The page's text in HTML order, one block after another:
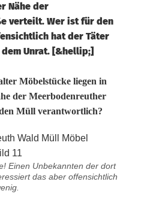
Nähe der
verteilt. Wer ist für den
hat der Täter
Unrat. [&hellip;]
Möbelstücke liegen in
der Meerbodenreuther
Müll verantwortlich?
Einen Unbekannten der dort
das aber offensichtlich